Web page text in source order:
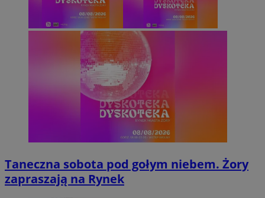
Taneczna sobota pod gołym niebem. Żory
zapraszają na Rynek